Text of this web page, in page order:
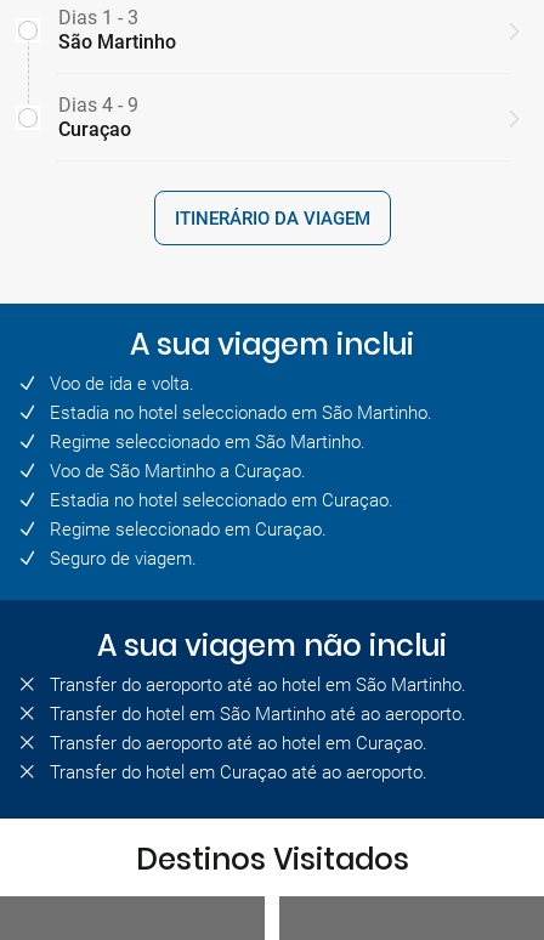
Dias 1 - 3
São Martinho
Dias 4 - 9
Curaçao
ITINERÁRIO DA VIAGEM
A sua viagem inclui
Voo de ida e volta.
Estadia no hotel seleccionado em São Martinho.
Regime seleccionado em São Martinho.
Voo de São Martinho a Curaçao.
Estadia no hotel seleccionado em Curaçao.
Regime seleccionado em Curaçao.
Seguro de viagem.
A sua viagem não inclui
Transfer do aeroporto até ao hotel em São Martinho.
Transfer do hotel em São Martinho até ao aeroporto.
Transfer do aeroporto até ao hotel em Curaçao.
Transfer do hotel em Curaçao até ao aeroporto.
Destinos Visitados